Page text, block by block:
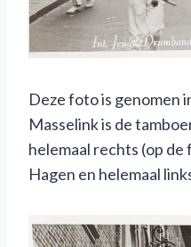
Deze foto is genomen
Masselink is de
helemaal rechts (op
Hagen en helemaal